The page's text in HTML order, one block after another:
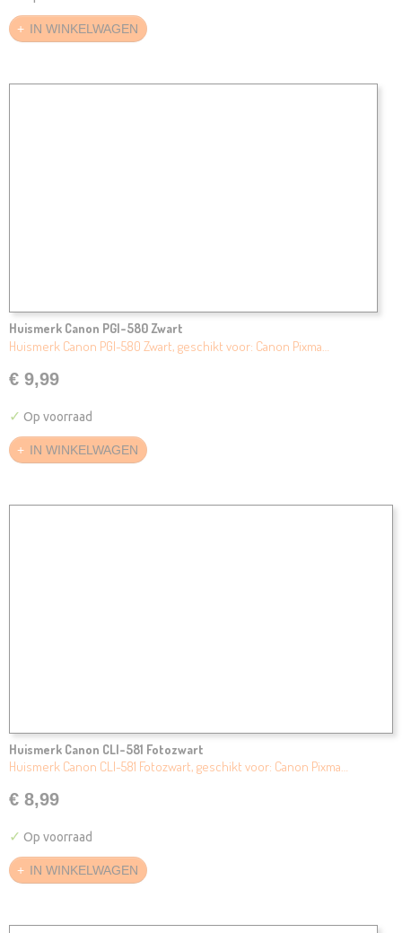
IN WINKELWAGEN
Huismerk Canon PGI-580 Zwart
Huismerk Canon PGI-580 Zwart, geschikt voor: Canon Pixma…
€ 9,99
✓ Op voorraad
IN WINKELWAGEN
Huismerk Canon CLI-581 Fotozwart
Huismerk Canon CLI-581 Fotozwart, geschikt voor: Canon Pixma…
€ 8,99
✓ Op voorraad
IN WINKELWAGEN